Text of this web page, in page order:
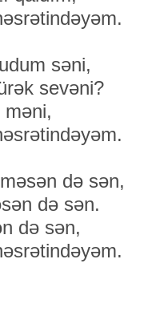
səni,
sevəni?
məni,
də sən,
də sən.
də sən,